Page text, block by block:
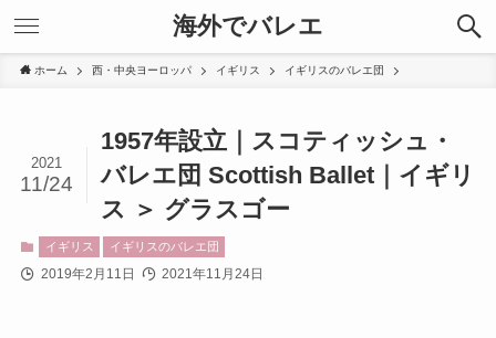
海外でバレエ
ホーム 西・中央ヨーロッパ イギリス イギリスのバレエ団
1957年設立｜スコティッシュ・
バレエ団 Scottish Ballet｜イギリ
ス ＞ グラスゴー
2021
11/24
イギリス イギリスのバレエ団
2019年2月11日 2021年11月24日